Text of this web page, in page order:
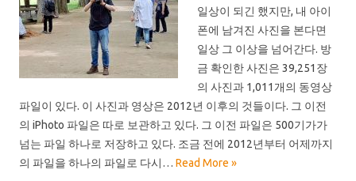
일상이 되긴 했지만, 내 아이
폰에 남겨진 사진을 본다면
일상 그 이상을 넘어간다. 방
금 확인한 사진은 39,251장
의 사진과 1,011개의 동영상
파일이 있다. 이 사진과 영상은 2012년 이후의 것들이다. 그 이전
의 iPhoto 파일은 따로 보관하고 있다. 그 이전 파일은 500기가가
넘는 파일 하나로 저장하고 있다. 조금 전에 2012년부터 어제까지
의 파일을 하나의 파일로 다시… Read More »